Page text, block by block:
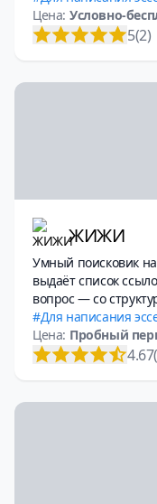
Цена: Условно-
5(2)
ЖИЖИ
Умный поисковик
выдаёт список
вопрос — со
Для написания
Цена: Пробный
4.67